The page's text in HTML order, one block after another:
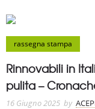
rassegna stampa
Rinnovabili in
pulita –
16 Giugno 2025 by